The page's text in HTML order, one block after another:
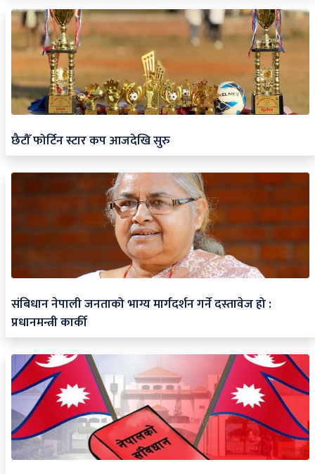
छैटौँ फोर्टिन स्टार कप आजदेखि सुरु
संबिधान नेपाली जनताको भाग्य मार्गदर्शन गर्ने दस्तावेज हो :
प्रधानमन्त्री कार्की